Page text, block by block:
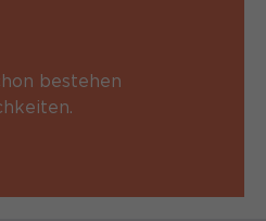
bestehen